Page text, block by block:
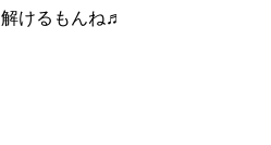
けるもんね♬